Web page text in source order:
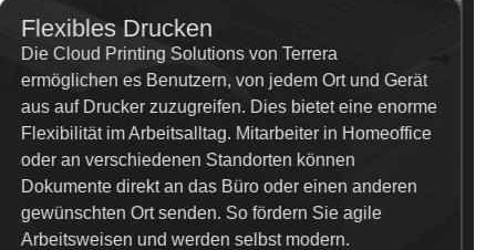
Flexibles Drucken
Die Cloud Printing Solutions von Terrera
ermöglichen es Benutzern, von jedem Ort und Gerät
aus auf Drucker zuzugreifen. Dies bietet eine enorme
Flexibilität im Arbeitsalltag. Mitarbeiter in Homeoffice
oder an verschiedenen Standorten können
Dokumente direkt an das Büro oder einen anderen
gewünschten Ort senden. So fördern Sie agile
Arbeitsweisen und werden selbst modern.